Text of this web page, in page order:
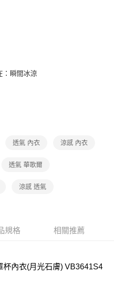
)免運費
)免運費
)免運費
)免運費
：瞬間冰涼
透氣 內衣 涼感 內衣
透氣 華歌爾
涼感 透氣
規格 相關推薦
杯內衣(月光石膚) VB3641S4